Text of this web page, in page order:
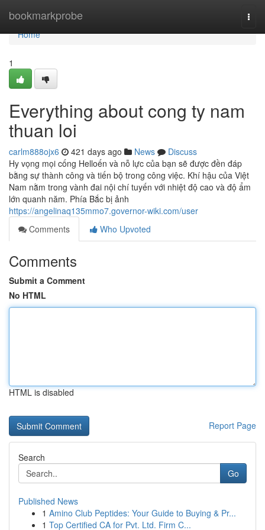
bookmarkprobe
Home
Home
1
Everything about cong ty nam
thuan loi
carlm888ojx6 421 days ago News
Discuss
Hy vọng mọi cống Helloến và nỗ lực của bạn sẽ được đền đáp
bằng sự thành công và tiến bộ trong công việc. Khí hậu của Việt
Nam nằm trong vành đai nội chí tuyến với nhiệt độ cao và độ ẩm
lớn quanh năm. Phía Bắc bị ảnh
https://angelinaq135mmo7.governor-wiki.com/user
Comments
Who Upvoted
Comments
Submit a Comment
No HTML
HTML is disabled
Report Page
Search
Go
Published News
1 Amino Club Peptides: Your Guide to Buying & Pr...
1 Top Certified CA for Pvt. Ltd. Firm C...